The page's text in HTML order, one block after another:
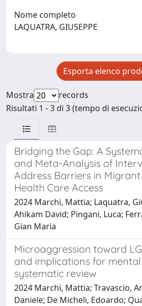
Nome completo
LAQUATRA, GIUSEPPE
Esporta elenco
Mostra
records
Risultati 1 - 3 di 3 (tempo di
Bridging the Gap: A
and Meta-Analysis of
Address Barriers in
Health Care Access
2024 Marchi, Mattia; Laquatra,
Ahikam David; Pingani, Luca;
Gian Maria
Microaggression toward
and implications for mental
systematic review
2024 Marchi, Mattia; Travascio,
Daniele; De Micheli, Edoardo;